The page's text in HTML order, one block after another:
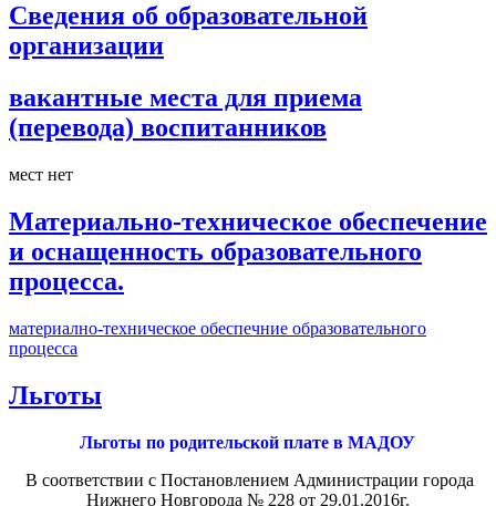
Сведения об образовательной
организации
вакантные места для приема
(перевода) воспитанников
мест нет
Материально-техническое обеспечение
и оснащенность образовательного
процесса.
материално-техническое обеспечние образовательного
процесса
Льготы
Льготы по родительской плате в МАДОУ
В соответствии с Постановлением Администрации города
Нижнего Новгорода № 228 от 29.01.2016г.